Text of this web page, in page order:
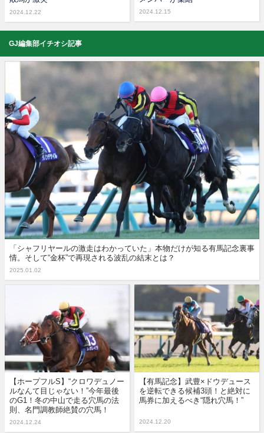
2024.12.22 2024.12.15
GJ編集部イチオシ記事
「シャフリヤールの激走はわかっていた」本物だけが知る有馬記念裏事
情。そして“金杯”で再現される波乱の結末とは？
2025.01.02
【ホープフルS】“クロワデュノー
ルなんて目じゃない！”今年最後
のG1！冬の中山で走る穴馬の法
則、名門調教師絶賛の穴馬！
2024.12.24
【有馬記念】武豊×ドウデュース
を逆転できる候補3頭！と絶対に
馬券に加えるべき“隠れ穴馬！”
2024.12.20